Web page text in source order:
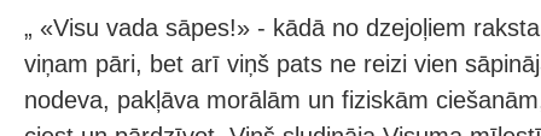
„ «Visu vada sāpes!» - kādā no dzejoļiem
viņam pāri, bet arī viņš pats ne reizi vien
nodeva, pakļāva morālām un fiziskām